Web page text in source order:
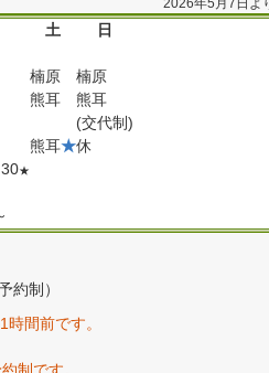
2026年5月7日よ
土 日
楠原
熊耳
楠原
熊耳
(交代制)
★
熊耳★休
約制）
間前です。